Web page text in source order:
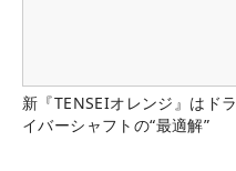
新『TENSEIオレンジ』はドラ
イバーシャフトの“最適解”